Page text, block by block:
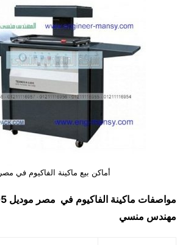
أماكن بيع ماكينة الفاكيوم في مصر
مواصفات ماكينة الفاكيوم في مصر
مهندس منسي